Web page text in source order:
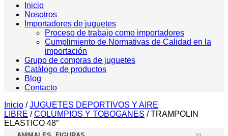
Inicio
Nosotros
Importadores de juguetes
Proceso de trabajo como importadores
Cumplimiento de Normativas de Calidad en la
importación
Grupo de compras de juguetes
Catálogo de productos
Blog
Contacto
Inicio /JUGUETES DEPORTIVOS Y AIRE
LIBRE /COLUMPIOS Y TOBOGANES / TRAMPOLIN
ELASTICO 48″